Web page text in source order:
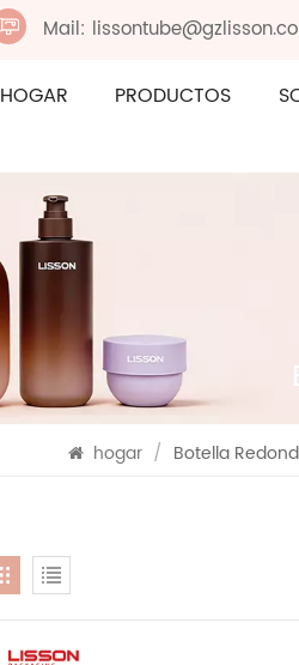
Mail:
HOGAR PRODUCTOS
hogar / Botella